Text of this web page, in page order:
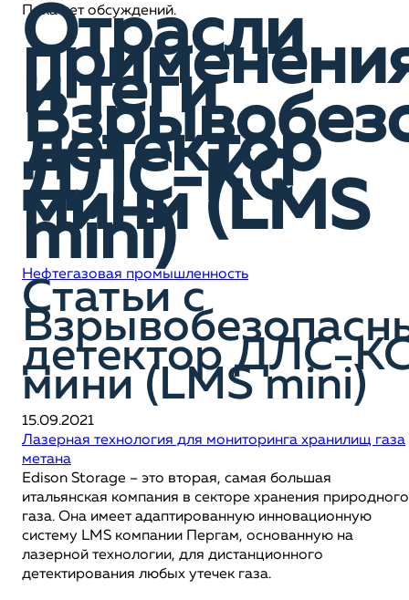
Пока нет обсуждений.
Отрасли
и теги
детектор
ДЛС-КС
мини (LMS
mini)
Нефтегазовая промышленность
Статьи c
детектор ДЛС-
мини (LMS mini)
15.09.2021
Лазерная технология для мониторинга хранилищ газа
метана
Edison Storage – это вторая, самая большая
итальянская компания в секторе хранения природного
газа. Она имеет адаптированную инновационную
систему LMS компании Пергам, основанную на
лазерной технологии, для дистанционного
детектирования любых утечек газа.